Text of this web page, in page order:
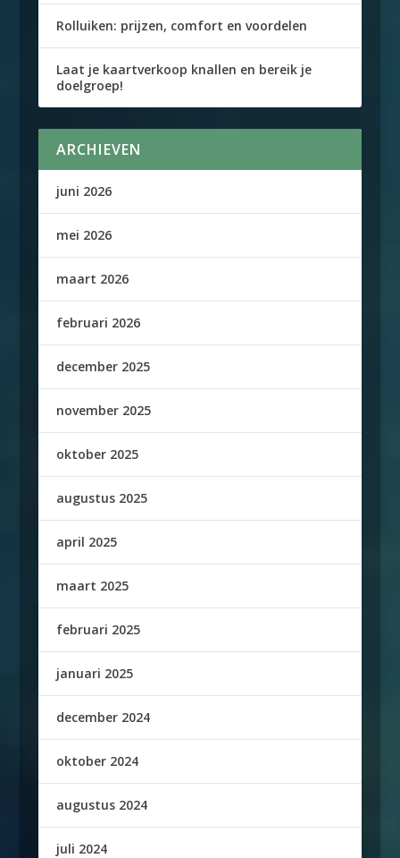
Rolluiken: prijzen, comfort en voordelen
Laat je kaartverkoop knallen en bereik je
doelgroep!
ARCHIEVEN
juni 2026
mei 2026
maart 2026
februari 2026
december 2025
november 2025
oktober 2025
augustus 2025
april 2025
maart 2025
februari 2025
januari 2025
december 2024
oktober 2024
augustus 2024
juli 2024